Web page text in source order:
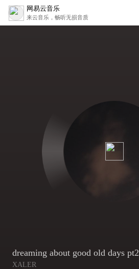
网易云音乐
来云音乐，畅听无损音质
dreaming about good old days pt2
XALER